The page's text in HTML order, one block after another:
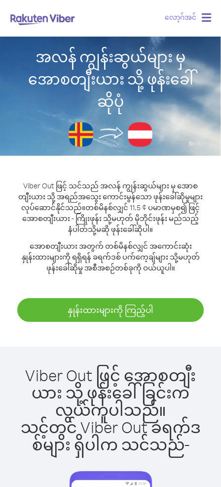
လော့ဂ်အင်
အလန် ကျွန်းဆွယ်များ မှ
အောစတျီးယား သို့ ဖုန်းခေါ်
ဆိုပုံ
Viber Out ဖြင့် သင်သည် အလန် ကျွန်းဆွယ်များ မှ အောစ
တျီးယား သို့ အရည်အသွေး ကောင်းမွန်သော ဖုန်းခေါ်ဆိုမှုများ
လုပ်ဆောင်နိုင်သည်။တစ်မိနစ်လျှင် 11.5 ¢ ပမာဏမှစ၍ ဖြင့်
အောစတျီးယား - ကြိုးဖုန်း သို့မဟုတ် မိုဘိုင်းဖုန်း မည်သည့်
နံပါတ်သို့မဆို ဖုန်းခေါ်ဆိုပါ။
အောစတျီးယား အတွက် တစ်မိနစ်လျှင် အကောင်းဆုံး
နှုန်းထားများကို ရရှိရန် ခရက်ဒစ် ပက်ကေ့ချ်များ သို့မဟုတ်
ဖုန်းခေါ်ဆိုမှု အစီအစဉ်တစ်ခုကို ဝယ်ယူပါ။
နှုန်းထားများကို ကြည့်ပါ
Viber Out ဖြင့် အောစတျီး
ယား သို့ ဖုန်းခေါ်ခြင်းက
လွယ်ကူပါသည်။
သင့်တွင် Viber Out ခရက်ဒ
စ်များ ရှိပါက သင်သည်-